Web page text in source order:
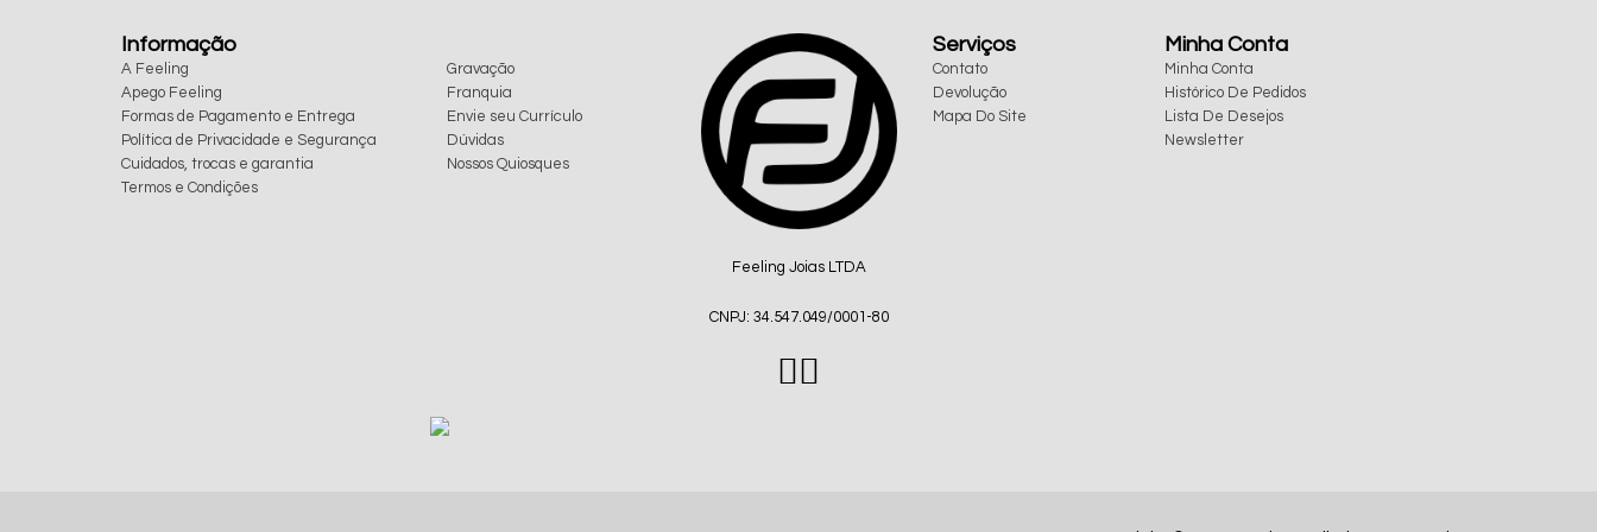
Informação
A Feeling
Apego Feeling
Formas de Pagamento e Entrega
Política de Privacidade e Segurança
Cuidados, trocas e garantia
Termos e Condições
Gravação
Franquia
Envie seu Currículo
Dúvidas
Nossos Quiosques
Serviços
Contato
Devolução
Mapa Do Site
Minha Conta
Minha Conta
Histórico De Pedidos
Lista De Desejos
Newsletter
Feeling Joias LTDA
CNPJ: 34.547.049/0001-80